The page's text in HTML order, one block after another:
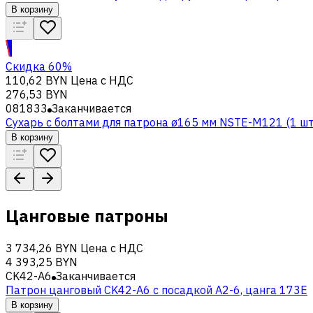
В корзину
Скидка 60%
110,62 BYN Цена с НДС
276,53 BYN
081833 Заканчивается
Сухарь с болтами для патрона ø165 мм NSTE-M121 (1
В корзину
Цанговые патроны
3 734,26 BYN Цена с НДС
4 393,25 BYN
CK42-A6 Заканчивается
Патрон цанговый CK42-A6 с посадкой A2-6, цанга 173E
В корзину